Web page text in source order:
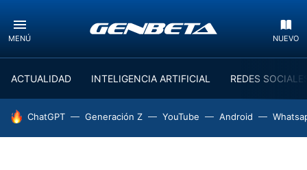
MENÚ NUEVO
ACTUALIDAD INTELIGENCIA ARTIFICIAL REDES
HOY SE HABLA DE
ChatGPT Generación Z YouTube Android